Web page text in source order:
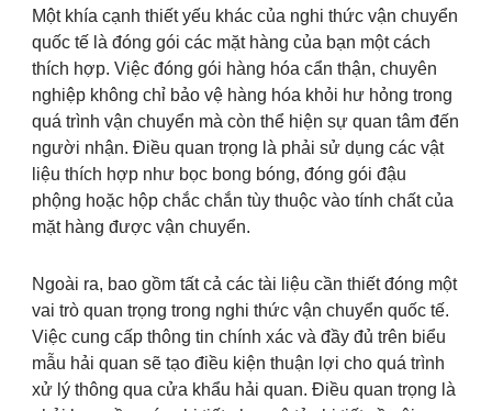
Một khía cạnh thiết yếu khác của nghi thức vận chuyển
quốc tế là đóng gói các mặt hàng của bạn một cách
thích hợp. Việc đóng gói hàng hóa cẩn thận, chuyên
nghiệp không chỉ bảo vệ hàng hóa khỏi hư hỏng trong
quá trình vận chuyển mà còn thể hiện sự quan tâm đến
người nhận. Điều quan trọng là phải sử dụng các vật
liệu thích hợp như bọc bong bóng, đóng gói đậu
phộng hoặc hộp chắc chắn tùy thuộc vào tính chất của
mặt hàng được vận chuyển.
Ngoài ra, bao gồm tất cả các tài liệu cần thiết đóng một
vai trò quan trọng trong nghi thức vận chuyển quốc tế.
Việc cung cấp thông tin chính xác và đầy đủ trên biểu
mẫu hải quan sẽ tạo điều kiện thuận lợi cho quá trình
xử lý thông qua cửa khẩu hải quan. Điều quan trọng là